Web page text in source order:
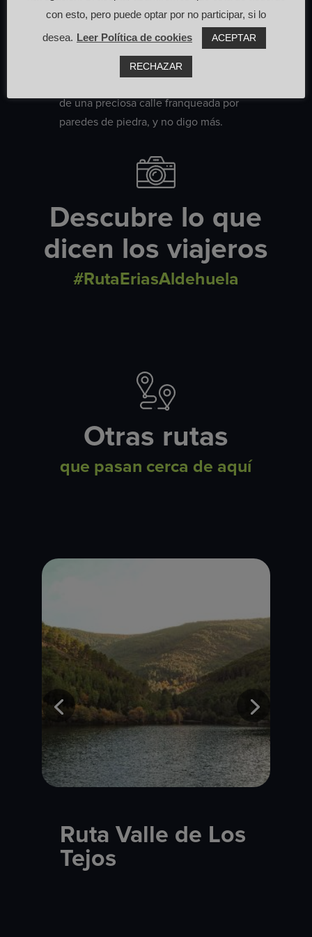
Las Hurdes hace un siglo. Llegamos a la
localidad y tendremos que dejar el
coche en una pequeña plazoleta que
existe al efecto, y no nos queda otra
de una preciosa calle franqueada por
paredes de piedra, y no digo más.
Descubre lo que
dicen los viajeros
#RutaEriasAldehuela
Otras rutas
que pasan cerca de aquí
Ruta Valle de Los
Tejos
con esto, pero puede optar por no participar, si lo
desea. Leer Política de cookies ACEPTAR
RECHAZAR